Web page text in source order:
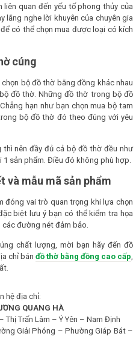
quan đến yếu tố phong thủy của
lắng nghe lời khuyên của chuyên gia
có thể chọn mua được loại có kích
cúng
bộ đồ thờ bằng đồng khác nhau
đồ thờ. Những đồ thờ trong bộ đồ
hạn như bạn chọn mua bộ tam
bộ đồ thờ đó theo đúng với yêu
nên đầy đủ cả bộ đồ thờ đều như
sản phẩm. Điều đó không phù hợp.
và mẫu mã sản phẩm
đóng vai trò quan trọng khi lựa chọn
biệt lưu ý bạn có thể kiểm tra họa
đường nét đảm bảo.
chất lượng, mời bạn hãy đến đồ
chỉ bán đồ thờ bằng đồng cao cấp
hệ địa chỉ:
QUANG HÀ
Thị Trấn Lâm – Ý Yên – Nam Định
Giải Phóng – Phường Giáp Bát –